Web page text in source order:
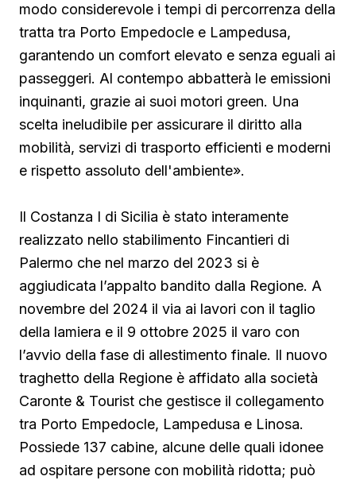
modo considerevole i tempi di percorrenza della
tratta tra Porto Empedocle e Lampedusa,
garantendo un comfort elevato e senza eguali ai
passeggeri. Al contempo abbatterà le emissioni
inquinanti, grazie ai suoi motori green. Una
scelta ineludibile per assicurare il diritto alla
mobilità, servizi di trasporto efficienti e moderni
e rispetto assoluto dell'ambiente».
Il Costanza I di Sicilia è stato interamente
realizzato nello stabilimento Fincantieri di
Palermo che nel marzo del 2023 si è
aggiudicata l’appalto bandito dalla Regione. A
novembre del 2024 il via ai lavori con il taglio
della lamiera e il 9 ottobre 2025 il varo con
l’avvio della fase di allestimento finale. Il nuovo
traghetto della Regione è affidato alla società
Caronte & Tourist che gestisce il collegamento
tra Porto Empedocle, Lampedusa e Linosa.
Possiede 137 cabine, alcune delle quali idonee
ad ospitare persone con mobilità ridotta; può